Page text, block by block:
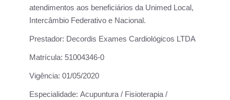
atendimentos aos beneficiários da Unimed Local,
Intercâmbio Federativo e Nacional.
Prestador: Decordis Exames Cardiológicos LTDA
Matrícula: 51004346-0
Vigência: 01/05/2020
Especialidade: Acupuntura / Fisioterapia /